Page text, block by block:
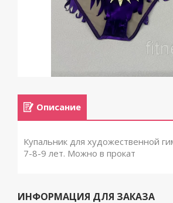
Описание
Купальник для художественной
7-8-9 лет. Можно в прокат
ИНФОРМАЦИЯ ДЛЯ ЗАКАЗА